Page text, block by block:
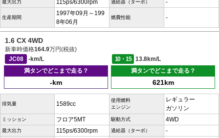
最大出力 115ps/6300rpm 過給器（ターボ） -
生産期間
1997年09月～199
8年06月
燃費性能 -
1.6 CX 4WD
新車時価格164.9万円(税抜)
JC08
-km/L 10・15
13.8km/L
満タンでどこまで走る？
-km
満タンでどこまで走る？
621km
排気量 1589cc
使用燃料
エンジン
レギュラー
ガソリン
ミッション フロア5MT 駆動方式 4WD
最大出力 115ps/6300rpm 過給器（ターボ） -